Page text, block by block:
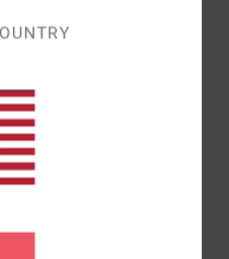
contrastante
30% elastano